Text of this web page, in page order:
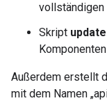
Skript
Komponenten
Außerdem erstellt
mit dem Namen